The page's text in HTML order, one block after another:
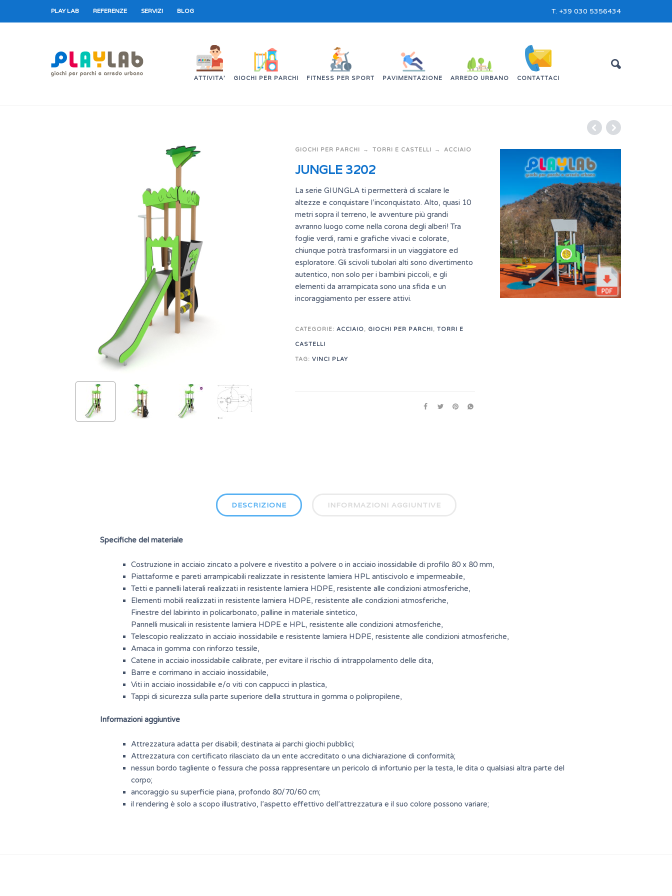
PLAY LAB REFERENZE SERVIZI BLOG T. +39 030 5356434
ATTIVITA’ GIOCHI PER PARCHI FITNESS PER SPORT PAVIMENTAZIONE ARREDO URBANO CONTATTACI
GIOCHI PER PARCHI TORRI E CASTELLI ACCIAIO
JUNGLE 3202
La serie GIUNGLA ti permetterà di scalare le
altezze e conquistare l’inconquistato. Alto, quasi 10
metri sopra il terreno, le avventure più grandi
avranno luogo come nella corona degli alberi! Tra
foglie verdi, rami e grafiche vivaci e colorate,
chiunque potrà trasformarsi in un viaggiatore ed
esploratore. Gli scivoli tubolari alti sono divertimento
autentico, non solo per i bambini piccoli, e gli
elementi da arrampicata sono una sfida e un
incoraggiamento per essere attivi.
CATEGORIE: ACCIAIO, GIOCHI PER PARCHI, TORRI E
CASTELLI
TAG: VINCI PLAY
DESCRIZIONE INFORMAZIONI AGGIUNTIVE
Specifiche del materiale
Costruzione in acciaio zincato a polvere e rivestito a polvere o in acciaio inossidabile di profilo 80 x 80 mm,
Piattaforme e pareti arrampicabili realizzate in resistente lamiera HPL antiscivolo e impermeabile,
Tetti e pannelli laterali realizzati in resistente lamiera HDPE, resistente alle condizioni atmosferiche,
Elementi mobili realizzati in resistente lamiera HDPE, resistente alle condizioni atmosferiche,
Finestre del labirinto in policarbonato, palline in materiale sintetico,
Pannelli musicali in resistente lamiera HDPE e HPL, resistente alle condizioni atmosferiche,
Telescopio realizzato in acciaio inossidabile e resistente lamiera HDPE, resistente alle condizioni atmosferiche,
Amaca in gomma con rinforzo tessile,
Catene in acciaio inossidabile calibrate, per evitare il rischio di intrappolamento delle dita,
Barre e corrimano in acciaio inossidabile,
Viti in acciaio inossidabile e/o viti con cappucci in plastica,
Tappi di sicurezza sulla parte superiore della struttura in gomma o polipropilene,
Informazioni aggiuntive
Attrezzatura adatta per disabili; destinata ai parchi giochi pubblici;
Attrezzatura con certificato rilasciato da un ente accreditato o una dichiarazione di conformità;
nessun bordo tagliente o fessura che possa rappresentare un pericolo di infortunio per la testa, le dita o qualsiasi altra parte del
corpo;
ancoraggio su superficie piana, profondo 80/70/60 cm;
il rendering è solo a scopo illustrativo, l’aspetto effettivo dell’attrezzatura e il suo colore possono variare;